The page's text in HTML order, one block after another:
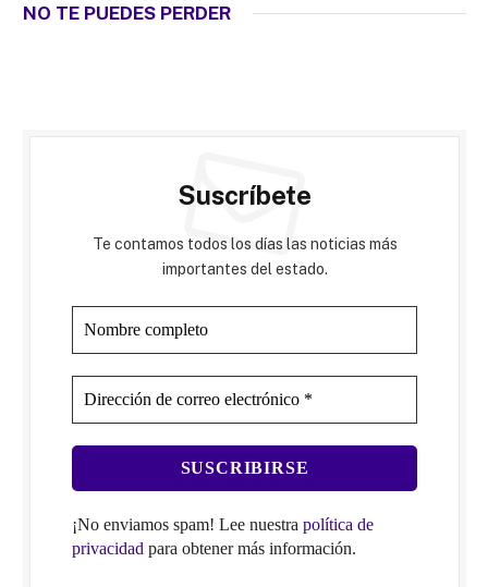
NO TE PUEDES PERDER
Suscríbete
Te contamos todos los días las noticias más
importantes del estado.
¡No enviamos spam! Lee nuestra política de
privacidad para obtener más información.